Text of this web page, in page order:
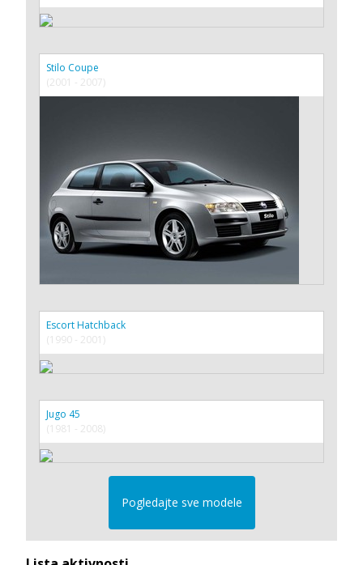
Stilo Coupe
(2001 - 2007)
Escort Hatchback
(1990 - 2001)
Jugo 45
(1981 - 2008)
Pogledajte sve modele